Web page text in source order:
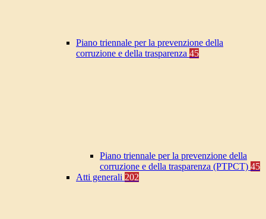
Piano triennale per la prevenzione della
corruzione e della trasparenza 45
Piano triennale per la prevenzione della
corruzione e della trasparenza (PTPCT) 45
Atti generali 202